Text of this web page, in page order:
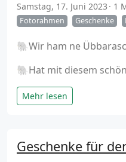
Samstag, 17. Juni 2023 1
Fotorahmen
Geschenke
🐘Wir ham ne
🐘Hat mit diesem
Mehr lesen
Geschenke für